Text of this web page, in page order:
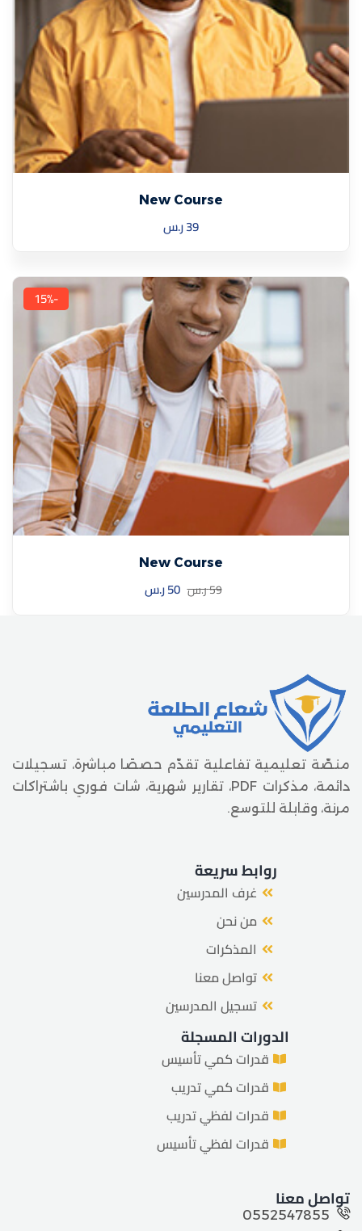
New Course
39ر.س
-15%
New Course
59ر.س 50ر.س
منصّة تعليمية تفاعلية تقدّم حصصًا مباشرة، تسجيلات
دائمة، مذكرات PDF، تقارير شهرية، شات فوري باشتراكات
مرنة، وقابلة للتوسع.
روابط سريعة
غرف المدرسين
من نحن
المذكرات
تواصل معنا
تسجيل المدرسين
الدورات المسجلة
قدرات كمي تأسيس
قدرات كمي تدريب
قدرات لفظي تدريب
قدرات لفظي تأسيس
تواصل معنا
0552547855